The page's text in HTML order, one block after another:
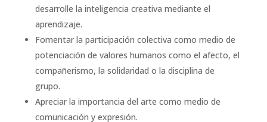
desarrolle la inteligencia creativa mediante el
aprendizaje.
Fomentar la participación colectiva como medio de
potenciación de valores humanos como el afecto, el
compañerismo, la solidaridad o la disciplina de
grupo.
Apreciar la importancia del arte como medio de
comunicación y expresión.